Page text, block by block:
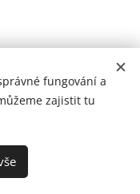
vaše zdraví
Cookies
fungování a
zajistit tu